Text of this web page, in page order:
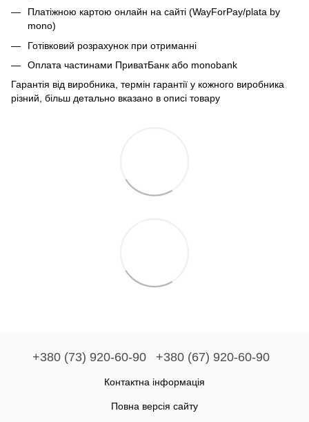
Платіжною картою онлайн на сайті (WayForPay/plata by
mono)
Готівковий розрахунок при отриманні
Оплата частинами ПриватБанк або monobank
Гарантія від виробника, термін гарантії у кожного виробника
різний, більш детально вказано в описі товару
+380 (73) 920-60-90 +380 (67) 920-60-90
Контактна інформація
Повна версія сайту